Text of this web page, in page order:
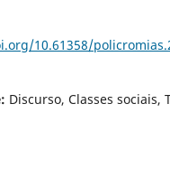
10.61358/
Discurso, Classes sociais,